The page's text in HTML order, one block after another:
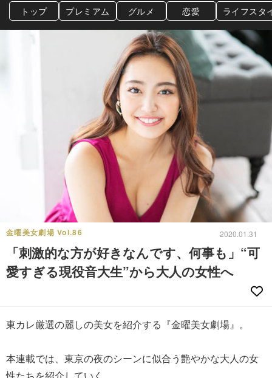
トップ プレミアム グルメ 恋愛 ライフスタ
金曜美女劇場 Vol.86 2020.01.31
「刺激的な方が好きなんです、何事も」“可
愛すぎる現役音大生”から大人の女性へ
東カレ厳選の麗しの美女を紹介する『金曜美女劇場』。
本連載では、東京の夜のシーンに似合う艶やかな大人の女
性たちを紹介していく。